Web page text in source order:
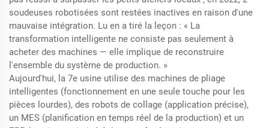
soudeuses robotisées sont restées inactives en raison d'une
mauvaise intégration. Lu en a tiré la leçon : « La
transformation intelligente ne consiste pas seulement à
acheter des machines — elle implique de reconstruire
l'ensemble du système de production. »
Aujourd'hui, la 7e usine utilise des machines de pliage
intelligentes (fonctionnement en une seule touche pour les
pièces lourdes), des robots de collage (application précise),
un MES (planification en temps réel de la production) et un